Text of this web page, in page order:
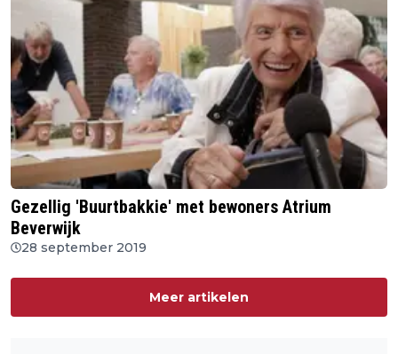
Gezellig 'Buurtbakkie' met bewoners Atrium
Beverwijk
28 september 2019
Meer artikelen